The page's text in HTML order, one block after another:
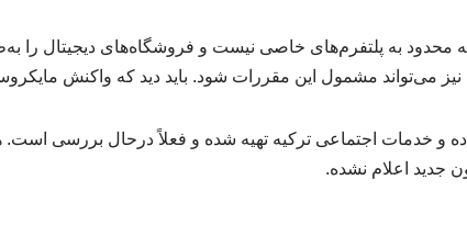
محدود به پلتفرم‌های خاصی نیست و فروشگاه‌های دیجیتال را
می‌تواند مشمول این مقررات شود. باید دید که واکنش
و خدمات اجتماعی ترکیه تهیه شده و فعلاً درحال بررسی است.
جدید اعلام نشده.